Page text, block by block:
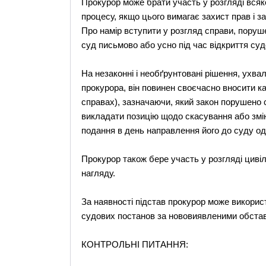
Прокурор може брати участь у розгляді
процесу, якщо цього вимагає захист прав і
Про намір вступити у розгляд справи,
суд письмово або усно під час відкриття
На незаконні і необґрунтовані рішення,
прокурора, він повинен своєчасно вносити
справах), зазначаючи, який закон порушено
викладати позицію щодо скасування або
подання в день направлення його до суду
Прокурор також бере участь у розгляді
нагляду.
За наявності підстав прокурор може
судових постанов за нововиявленими
КОНТРОЛЬНІ ПИТАННЯ: